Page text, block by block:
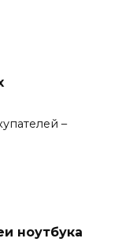
–
ноутбука